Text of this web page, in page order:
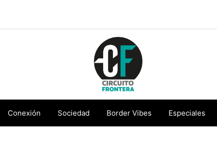
Conéctate
con
la
Conexión Sociedad Border Vibes Especiales